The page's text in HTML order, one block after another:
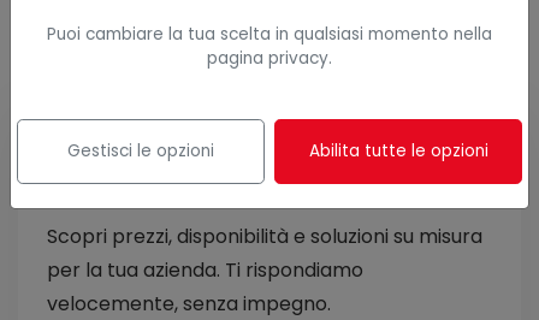
Richiedi subito un preventivo
personalizzato
Scopri prezzi, disponibilità e soluzioni su misura
per la tua azienda. Ti rispondiamo
velocemente, senza impegno.
Puoi cambiare la tua scelta in qualsiasi momento nella
pagina privacy.
Gestisci le opzioni Abilita tutte le opzioni